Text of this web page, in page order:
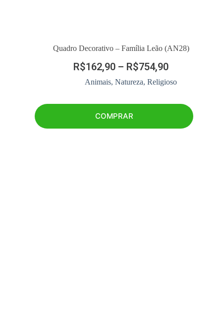
Quadro Decorativo – Família Leão (AN28)
R$162,90 – R$754,90
Animais, Natureza, Religioso
COMPRAR